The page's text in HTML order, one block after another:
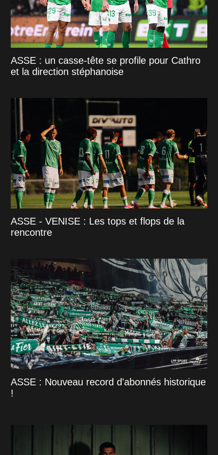
ASSE : un casse-tête se profile pour Cathro
et la direction stéphanoise
ASSE - VENISE : Les tops et flops de la
rencontre
ASSE : Nouveau record d'abonnés historique
!